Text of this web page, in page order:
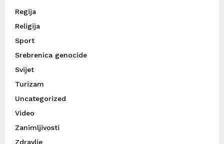
Regija
Religija
Sport
Srebrenica genocide
Svijet
Turizam
Uncategorized
Video
Zanimljivosti
Zdravlje